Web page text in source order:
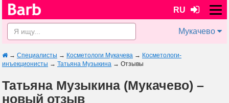
RU
Мукачево
→ Специалисты → Косметологи Мукачева → Косметологи-
инъекционисты → Татьяна Музыкина → Отзывы
Татьяна Музыкина (Мукачево) –
новый отзыв